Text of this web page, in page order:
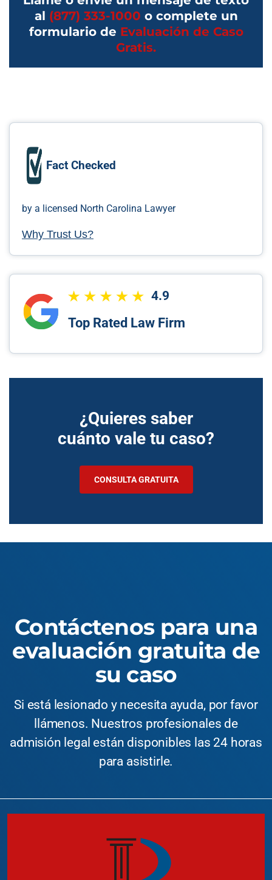
al (877) 333-1000 o complete un
formulario de Evaluación de Caso
Gratis.
Fact Checked
by a licensed North Carolina Lawyer
Why Trust Us?
4.9
Top Rated Law Firm
¿Quieres saber
cuánto vale tu caso?
CONSULTA GRATUITA
Contáctenos para una
evaluación gratuita de
su caso
Si está lesionado y necesita ayuda, por favor
llámenos. Nuestros profesionales de
admisión legal están disponibles las 24 horas
para asistirle.